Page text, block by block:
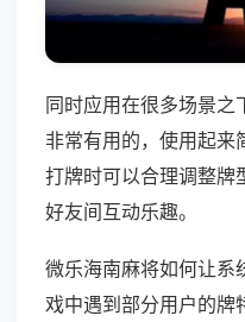
同时应用在很多场景之
非常有用的，使用起来
打牌时可以合理调整牌
好友间互动乐趣。
微乐海南麻将如何让系
戏中遇到部分用户的牌